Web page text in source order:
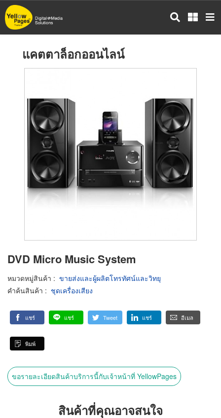
ข้าม
ไป
แคตตาล็อกออนไลน์
DVD Micro Music System
หมวดหมู่สินค้า : ขายส่งและผู้ผลิตโทรทัศน์และวิทยุ
คำค้นสินค้า : ชุดเครื่องเสียง
แชร์ แชร์ Tweet แชร์ อีเมล
พิมพ์
ขอรายละเอียดสินค้าบริการนี้กับเจ้าหน้าที่ YellowPages
สินค้าที่คุณอาจสนใจ